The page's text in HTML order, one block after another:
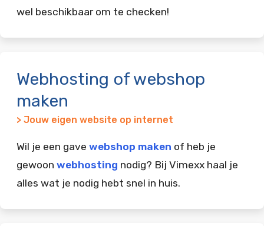
wel beschikbaar om te checken!
Webhosting of webshop
maken
> Jouw eigen website op internet
Wil je een gave webshop maken of heb je
gewoon webhosting nodig? Bij Vimexx haal je
alles wat je nodig hebt snel in huis.